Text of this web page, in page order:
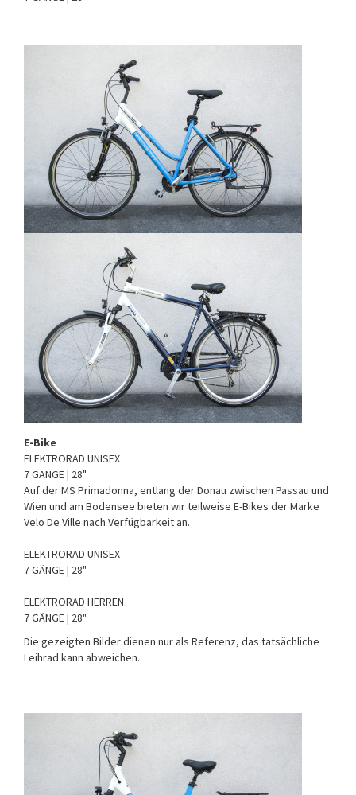
E-Bike
ELEKTRORAD UNISEX
7 GÄNGE | 28"
Auf der MS Primadonna, entlang der Donau zwischen Passau und
Wien und am Bodensee bieten wir teilweise E-Bikes der Marke
Velo De Ville nach Verfügbarkeit an.
ELEKTRORAD UNISEX
7 GÄNGE | 28"
ELEKTRORAD HERREN
7 GÄNGE | 28"
Die gezeigten Bilder dienen nur als Referenz, das tatsächliche
Leihrad kann abweichen.